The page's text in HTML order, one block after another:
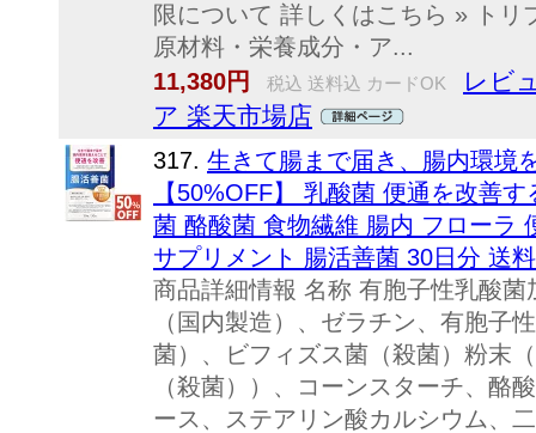
限について 詳しくはこちら » ト
原材料・栄養成分・ア...
11,380円
税込 送料込 カードOK
レビ
ア 楽天市場店
317. 生きて腸まで届き、腸内環境
【50%OFF】 乳酸菌 便通を改善
菌 酪酸菌 食物繊維 腸内 フローラ
サプリメント 腸活善菌 30日分 送
商品詳細情報 名称 有胞子性乳酸
（国内製造）、ゼラチン、有胞子
菌）、ビフィズス菌（殺菌）粉末
（殺菌））、コーンスターチ、酪
ース、ステアリン酸カルシウム、